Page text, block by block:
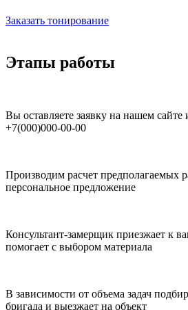
Заказать тонирование
Этапы работы
Вы оставляете заявку на нашем
+7(000)000-00-00
Производим расчет предполагаемых
персональное предложение
Консультант-замерщик приезжает к
помогает с выбором материала
В зависимости от объема задач
бригада и выезжает на объект